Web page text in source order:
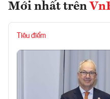
Mới nhất trên
Tiêu điểm